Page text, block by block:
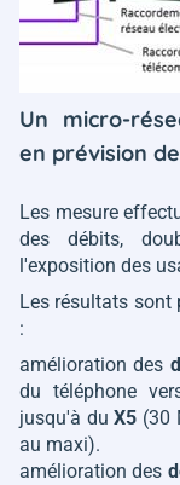
Un micro-
en prévision
Les mesure
des débits,
l'exposition des
Les résultats sont
:
amélioration des
du téléphone
jusqu'à duX5 (30
au maxi).
amélioration des